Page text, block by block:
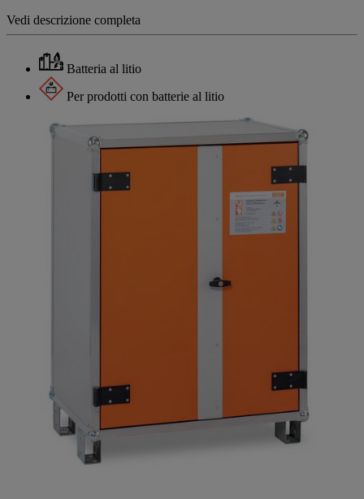
Vedi descrizione completa
Batteria al litio
Per prodotti con batterie al litio